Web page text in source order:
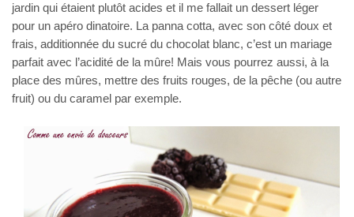
jardin qui étaient plutôt acides et il me fallait un dessert léger
pour un apéro dinatoire. La panna cotta, avec son côté doux et
frais, additionnée du sucré du chocolat blanc, c’est un mariage
parfait avec l’acidité de la mûre! Mais vous pourrez aussi, à la
place des mûres, mettre des fruits rouges, de la pêche (ou autre
fruit) ou du caramel par exemple.